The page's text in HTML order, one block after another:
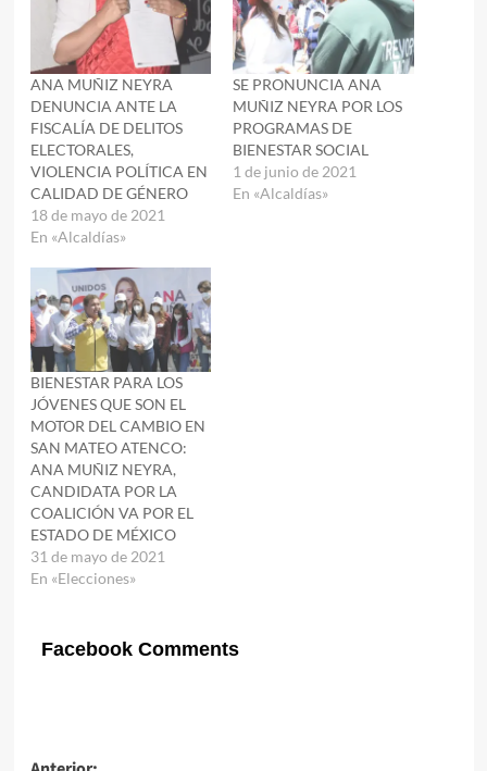
ANA MUÑIZ NEYRA
DENUNCIA ANTE LA
FISCALÍA DE DELITOS
ELECTORALES,
VIOLENCIA POLÍTICA EN
CALIDAD DE GÉNERO
18 de mayo de 2021
En «Alcaldías»
SE PRONUNCIA ANA
MUÑIZ NEYRA POR LOS
PROGRAMAS DE
BIENESTAR SOCIAL
1 de junio de 2021
En «Alcaldías»
BIENESTAR PARA LOS
JÓVENES QUE SON EL
MOTOR DEL CAMBIO EN
SAN MATEO ATENCO:
ANA MUÑIZ NEYRA,
CANDIDATA POR LA
COALICIÓN VA POR EL
ESTADO DE MÉXICO
31 de mayo de 2021
En «Elecciones»
Facebook Comments